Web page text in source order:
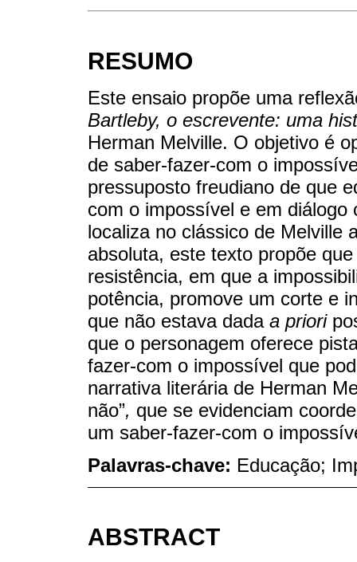
RESUMO
Este ensaio propõe uma
Bartleby, o escrevente: uma
Herman Melville. O objetivo é
de saber-fazer-com o
pressuposto freudiano de que
com o impossível e em diálogo
localiza no clássico de Melville
absoluta, este texto propõe
resistência, em que a
potência, promove um corte e
que não estava dada a priori
que o personagem oferece
fazer-com o impossível que
narrativa literária de Herman
não”, que se evidenciam
um saber-fazer-com o
Palavras-chave: Educação;
ABSTRACT